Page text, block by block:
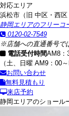
対応エリア
浜松市（旧 中区・西
静岡エリアのフリーコ
0120-02-7549
※店舗への直通番号で
電話受付時間AM8：
（土、日曜 AM9：00～
お問い合わせ
無料見積もり
来店予約
静岡エリアのショール